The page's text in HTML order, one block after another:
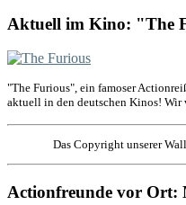
Aktuell im Kino: "The
"The Furious", ein famoser
aktuell in den deutschen Kinos! Wir
Das Copyright unserer
Actionfreunde vor Ort: